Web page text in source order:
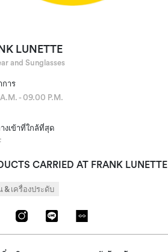
LUNETTE
and Sunglasses
การ
- 09.00 P.M.
งเข้าที่ใกล้ที่สุด
CARRIED AT FRANK LUNETTE
& เครื่องประดับ